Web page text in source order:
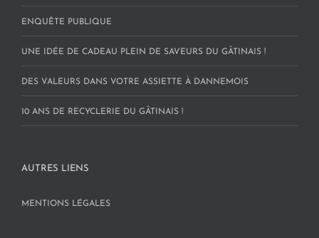
ENQUÊTE PUBLIQUE
UNE IDÉE DE CADEAU PLEIN DE SAVEURS DU GÂTINAIS !
DES VALEURS DANS VOTRE ASSIETTE À DANNEMOIS
10 ANS DE RECYCLERIE DU GÂTINAIS !
AUTRES LIENS
MENTIONS LÉGALES